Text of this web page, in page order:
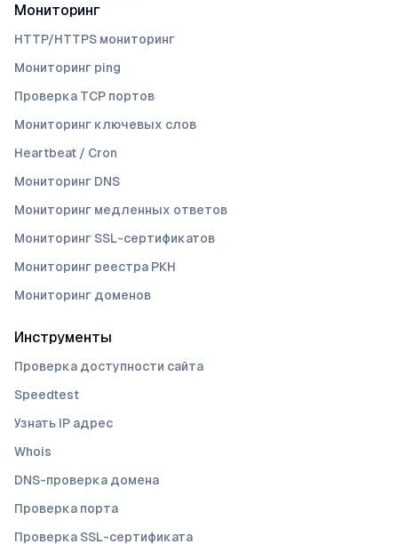
Мониторинг
HTTP/HTTPS мониторинг
Мониторинг ping
Проверка TCP портов
Мониторинг ключевых слов
Heartbeat / Cron
Мониторинг DNS
Мониторинг медленных ответов
Мониторинг SSL-сертификатов
Мониторинг реестра РКН
Мониторинг доменов
Инструменты
Проверка доступности сайта
Speedtest
Узнать IP адрес
Whois
DNS-проверка домена
Проверка порта
Проверка SSL-сертификата